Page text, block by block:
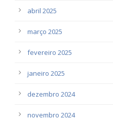
abril 2025
março 2025
fevereiro 2025
janeiro 2025
dezembro 2024
novembro 2024